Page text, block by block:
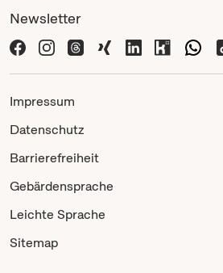
Newsletter
Impressum
Datenschutz
Barrierefreiheit
Gebärdensprache
Leichte Sprache
Sitemap